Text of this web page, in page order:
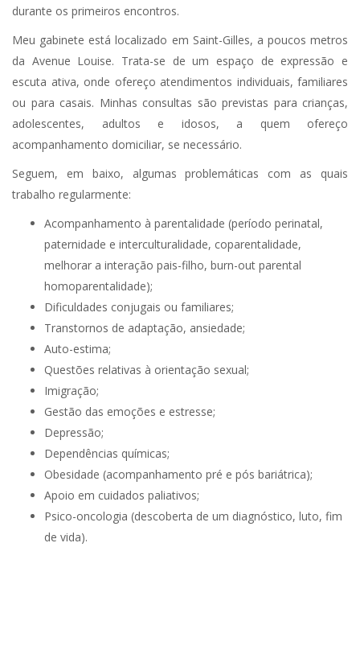
durante os primeiros encontros.
Meu gabinete está localizado em Saint-Gilles, a poucos metros
da Avenue Louise. Trata-se de um espaço de expressão e
escuta ativa, onde ofereço atendimentos individuais, familiares
ou para casais. Minhas consultas são previstas para crianças,
adolescentes, adultos e idosos, a quem ofereço
acompanhamento domiciliar, se necessário.
Seguem, em baixo, algumas problemáticas com as quais
trabalho regularmente:
Acompanhamento à parentalidade (período perinatal,
paternidade e interculturalidade, coparentalidade,
melhorar a interação pais-filho, burn-out parental
homoparentalidade);
Dificuldades conjugais ou familiares;
Transtornos de adaptação, ansiedade;
Auto-estima;
Questões relativas à orientação sexual;
Imigração;
Gestão das emoções e estresse;
Depressão;
Dependências químicas;
Obesidade (acompanhamento pré e pós bariátrica);
Apoio em cuidados paliativos;
Psico-oncologia (descoberta de um diagnóstico, luto, fim
de vida).